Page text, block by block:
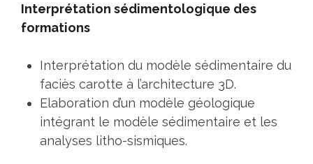
Interprétation sédimentologique des
formations
Interprétation du modèle sédimentaire du
faciès carotte à l’architecture 3D.
Elaboration d’un modèle géologique
intégrant le modèle sédimentaire et les
analyses litho-sismiques.